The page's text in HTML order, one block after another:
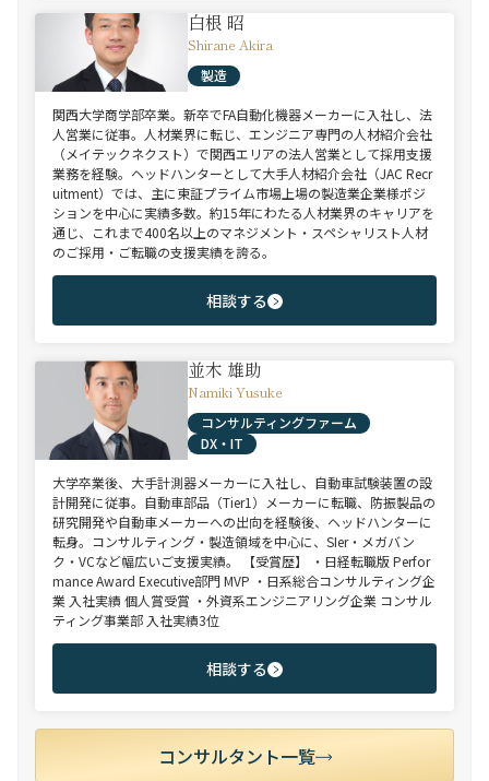
白根 昭
Shirane Akira
製造
関西大学商学部卒業。新卒でFA自動化機器メーカーに入社し、法
人営業に従事。人材業界に転じ、エンジニア専門の人材紹介会社
（メイテックネクスト）で関西エリアの法人営業として採用支援
業務を経験。ヘッドハンターとして大手人材紹介会社（JAC Recr
uitment）では、主に東証プライム市場上場の製造業企業様ポジ
ションを中心に実績多数。約15年にわたる人材業界のキャリアを
通じ、これまで400名以上のマネジメント・スペシャリスト人材
のご採用・ご転職の支援実績を誇る。
相談する
並木 雄助
Namiki Yusuke
コンサルティングファーム
DX・IT
大学卒業後、大手計測器メーカーに入社し、自動車試験装置の設
計開発に従事。自動車部品（Tier1）メーカーに転職、防振製品の
研究開発や自動車メーカーへの出向を経験後、ヘッドハンターに
転身。コンサルティング・製造領域を中心に、SIer・メガバン
ク・VCなど幅広いご支援実績。 【受賞歴】 ・日経転職版 Perfor
mance Award Executive部門 MVP ・日系総合コンサルティング企
業 入社実績 個人賞受賞 ・外資系エンジニアリング企業 コンサル
ティング事業部 入社実績3位
相談する
コンサルタント一覧